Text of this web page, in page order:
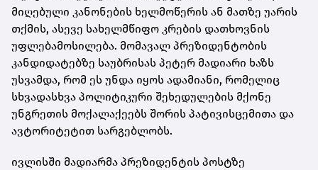
მიღებული კანონების ხელმოწერის ან მათზე უარის
თქმის, ასევე სახელმწიფო კრების დათხოვნის
უფლებამოსილება. მომავალ პრეზიდენტობის
კანდიდატებზე საუბრისას პეტერ მადიარი ხაზს
უსვამდა, რომ ეს უნდა იყოს ადამიანი, რომელიც
სხვადასხვა პოლიტიკური შეხედულების მქონე
უნგრეთის მოქალაქეებს შორის პატივისცემითა და
ავტორიტეტით სარგებლობს.
ივლისში მადიარმა პრეზიდენტის პოსტზე